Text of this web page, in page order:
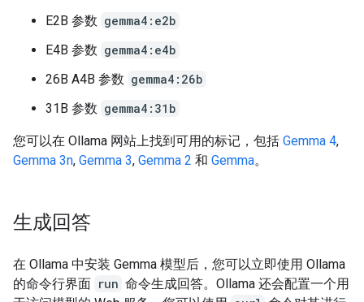
E2B 参数 gemma4:e2b
E4B 参数 gemma4:e4b
26B A4B 参数 gemma4:26b
31B 参数 gemma4:31b
您可以在 Ollama 网站上找到可用的标记，包括 Gemma 4,
Gemma 3n, Gemma 3, Gemma 2 和 Gemma。
生成回答
在 Ollama 中安装 Gemma 模型后，您可以立即使用 Ollama
的命令行界面 run 命令生成回答。Ollama 还会配置一个用